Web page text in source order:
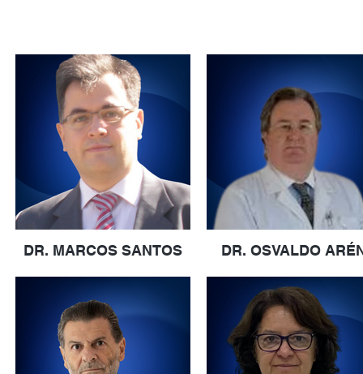
DR. MARCOS SANTOS DR. OSVALDO